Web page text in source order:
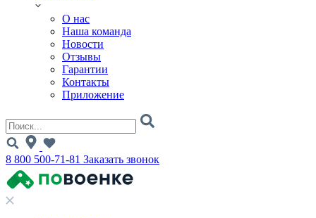
О нас
Наша команда
Новости
Отзывы
Гарантии
Контакты
Приложение
8 800 500-71-81 Заказать звонок